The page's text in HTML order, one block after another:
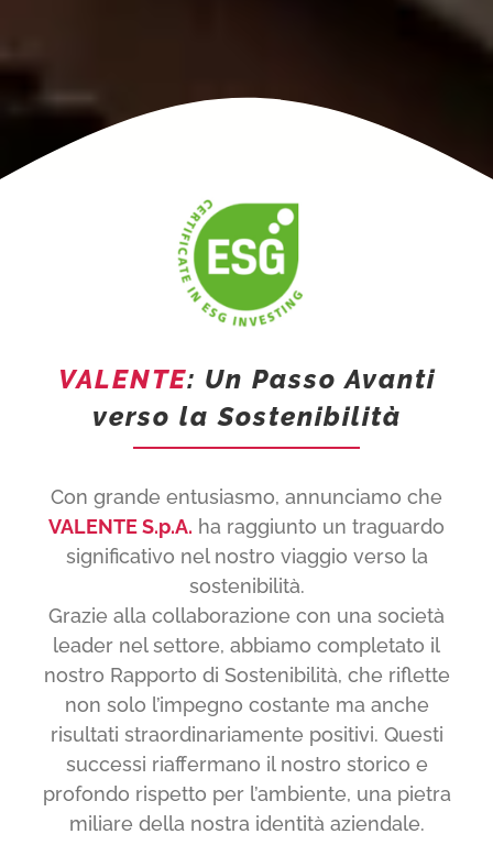
VALENTE: Un Passo Avanti
verso la Sostenibilità
Con grande entusiasmo, annunciamo che
VALENTE S.p.A. ha raggiunto un traguardo
significativo nel nostro viaggio verso la
sostenibilità.
Grazie alla collaborazione con una società
leader nel settore, abbiamo completato il
nostro Rapporto di Sostenibilità, che riflette
non solo l’impegno costante ma anche
risultati straordinariamente positivi. Questi
successi riaffermano il nostro storico e
profondo rispetto per l’ambiente, una pietra
miliare della nostra identità aziendale.